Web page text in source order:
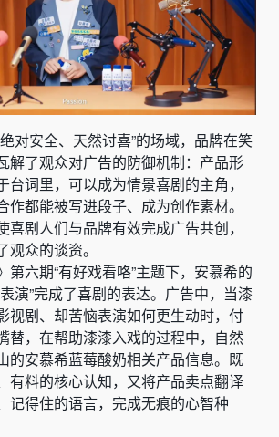
对安全、天然讨喜”的场域，品牌在笑
解了观众对广告的防御机制：产品形
台词里，可以成为情景喜剧的主角，
作都能被写进段子、成为创作素材。
喜剧人们与品牌有效完成广告共创，
众的谈资。
第六期“有好戏看咯”主题下，安慕希的
演”完成了喜剧的表达。广告中，当漆
视剧、却苦恼表演如何更生动时，付
替，在帮助漆漆入戏的过程中，自然
的安慕希蓝莓酸奶相关产品信息。既
有料的核心认知，又将产品卖点翻译
记得住的语言，完成无痕的心智种